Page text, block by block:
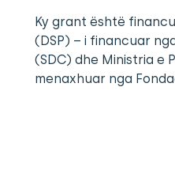
Ky grant është
(DSP) – i financuar
(SDC) dhe Ministria e
menaxhuar nga